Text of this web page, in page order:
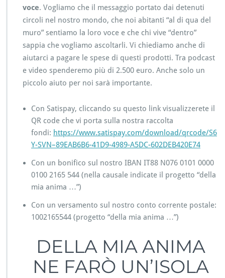
voce. Vogliamo che il messaggio portato dai detenuti
circoli nel nostro mondo, che noi abitanti “al di qua del
muro” sentiamo la loro voce e che chi vive “dentro”
sappia che vogliamo ascoltarli. Vi chiediamo anche di
aiutarci a pagare le spese di questi prodotti. Tra podcast
e video spenderemo più di 2.500 euro. Anche solo un
piccolo aiuto per noi sarà importante.
Con Satispay, cliccando su questo link visualizzerete il
QR code che vi porta sulla nostra raccolta
fondi: https://www.satispay.com/download/qrcode/S6
Y-SVN–89EAB6B6-41D9-4989-A5DC-602DEB420E74
Con un bonifico sul nostro IBAN IT88 N076 0101 0000
0100 2165 544 (nella causale indicate il progetto “della
mia anima …”)
Con un versamento sul nostro conto corrente postale:
1002165544 (progetto “della mia anima …”)
DELLA MIA ANIMA
NE FARÒ UN’ISOLA